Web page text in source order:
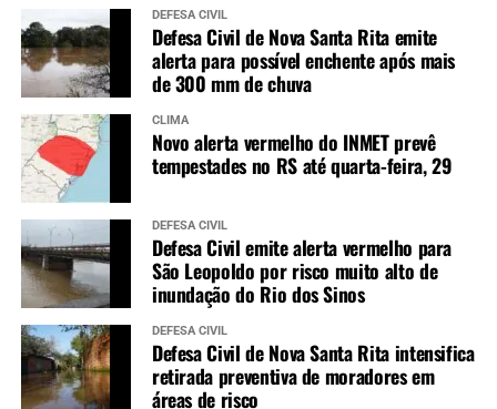
DEFESA CIVIL
Defesa Civil de Nova Santa Rita emite
alerta para possível enchente após mais
de 300 mm de chuva
CLIMA
Novo alerta vermelho do INMET prevê
tempestades no RS até quarta-feira, 29
DEFESA CIVIL
Defesa Civil emite alerta vermelho para
São Leopoldo por risco muito alto de
inundação do Rio dos Sinos
DEFESA CIVIL
Defesa Civil de Nova Santa Rita intensifica
retirada preventiva de moradores em
áreas de risco